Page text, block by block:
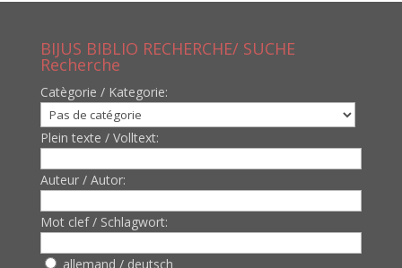
BIJUS BIBLIO RECHERCHE/ SUCHE
Recherche
Catègorie / Kategorie:
Plein texte / Volltext:
Auteur / Autor:
Mot clef / Schlagwort:
allemand / deutsch